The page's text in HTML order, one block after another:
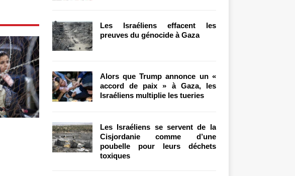
Les Israéliens effacent les
preuves du génocide à Gaza
Alors que Trump annonce un «
accord de paix » à Gaza, les
Israéliens multiplie les tueries
Les Israéliens se servent de la
Cisjordanie comme d’une
poubelle pour leurs déchets
toxiques